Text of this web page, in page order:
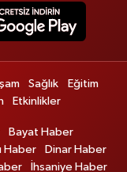
Sağlık
Eğitim
Etkinlikler
Bayat Haber
Haber
Dinar Haber
İhsaniye Haber